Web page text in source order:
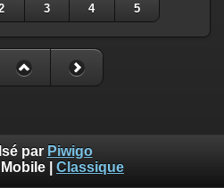
3 4 5
par Piwigo
Mobile Classique